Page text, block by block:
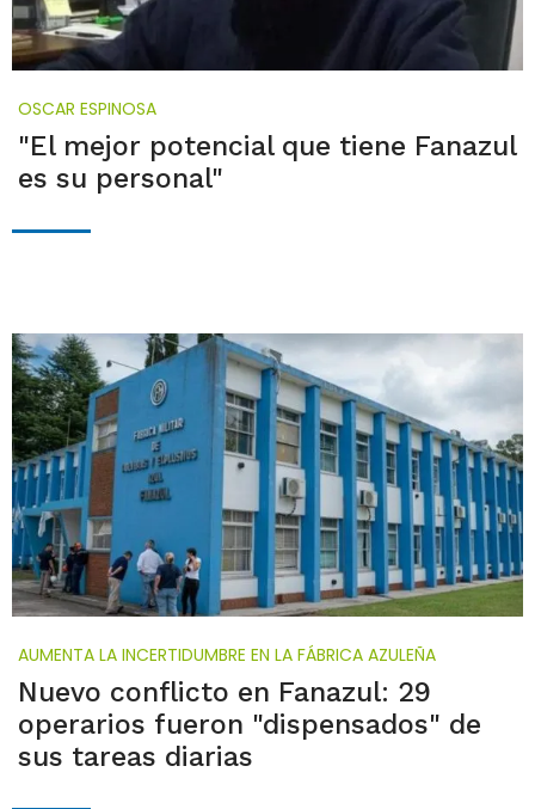
OSCAR ESPINOSA
"El mejor potencial que tiene Fanazul
es su personal"
AUMENTA LA INCERTIDUMBRE EN LA FÁBRICA AZULEÑA
Nuevo conflicto en Fanazul: 29
operarios fueron "dispensados" de
sus tareas diarias